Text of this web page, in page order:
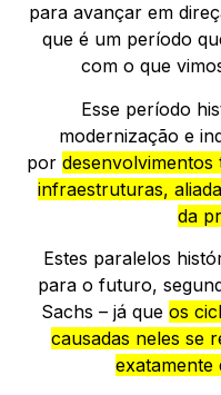
para avançar em
que é um período
com o que
Esse período
modernização e
por
infraestruturas,
da
Estes paralelos
para o futuro,
Sachs – já que os
causadas neles se
exatamente